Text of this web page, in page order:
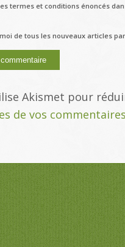
termes et conditions énoncés
de tous les nouveaux articles
Akismet pour
de vos